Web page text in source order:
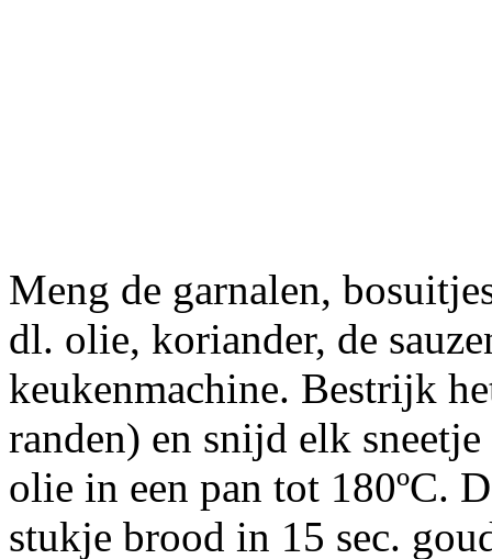
Meng de garnalen,
dl. olie, koriander, de
keukenmachine. Bestrijk
randen) en snijd elk
olie in een pan tot 180ºC.
stukje brood in 15 sec.